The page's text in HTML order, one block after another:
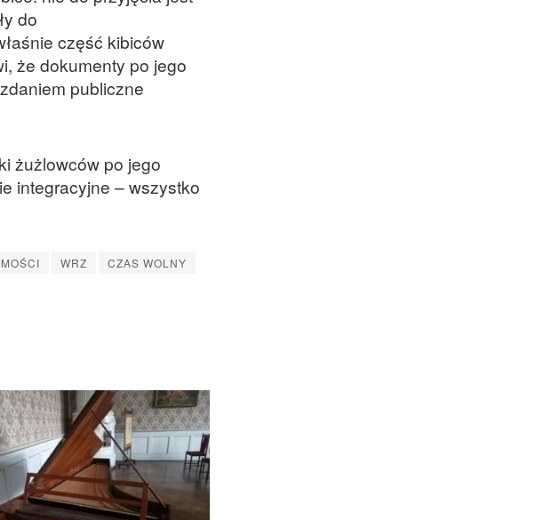
do
część kibiców
że dokumenty po jego
publiczne
żużlowców po jego
integracyjne – wszystko
WRZ
CZAS WOLNY